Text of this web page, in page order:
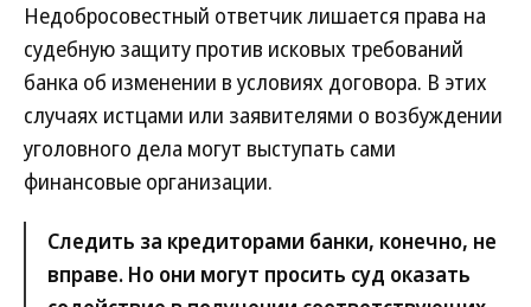
Недобросовестный ответчик лишается права на
судебную защиту против исковых требований
банка об изменении в условиях договора. В этих
случаях истцами или заявителями о возбуждении
уголовного дела могут выступать сами
финансовые организации.
Следить за кредиторами банки, конечно, не
вправе. Но они могут просить суд оказать